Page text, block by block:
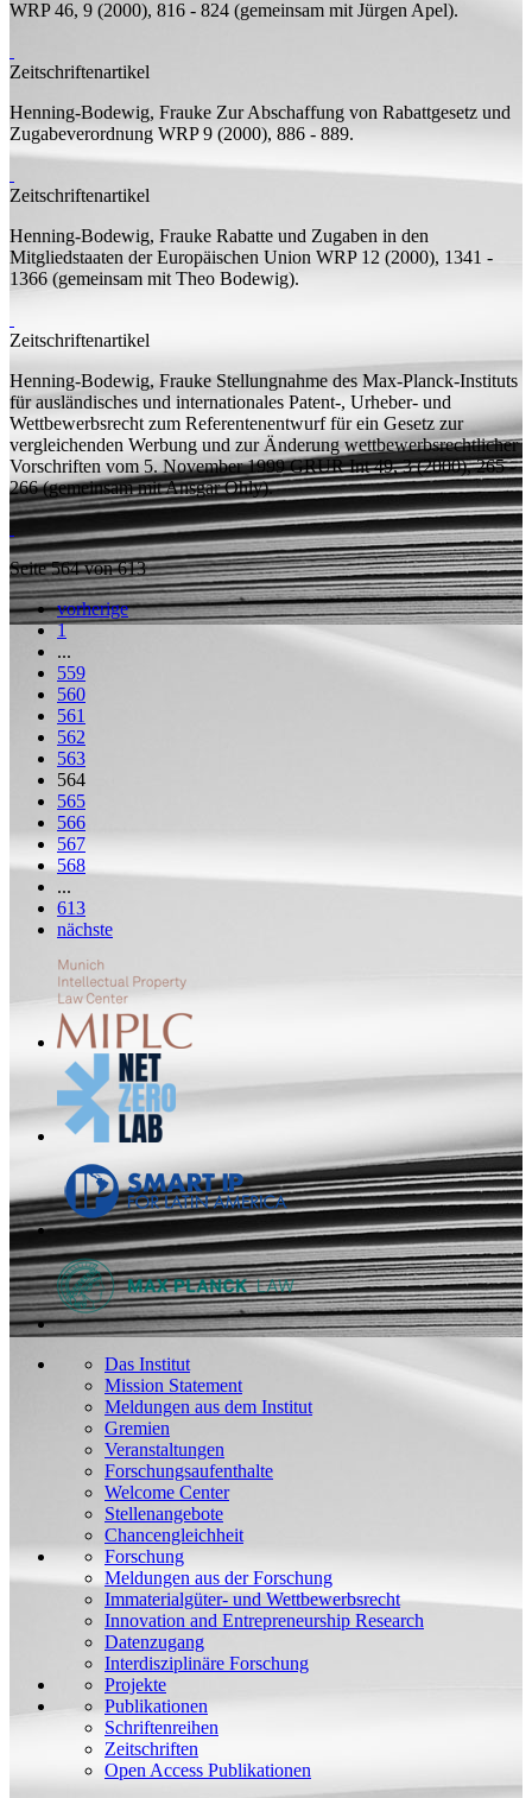
WRP 46, 9 (2000), 816 - 824 (gemeinsam mit Jürgen Apel).
Zeitschriftenartikel
Henning-Bodewig, Frauke Zur Abschaffung von Rabattgesetz und
Zugabeverordnung WRP 9 (2000), 886 - 889.
Zeitschriftenartikel
Henning-Bodewig, Frauke Rabatte und Zugaben in den
Mitgliedstaaten der Europäischen Union WRP 12 (2000), 1341 -
1366 (gemeinsam mitTheo Bodewig).
Zeitschriftenartikel
Henning-Bodewig, Frauke Stellungnahme des Max-Planck-Instituts
für ausländisches und internationales Patent-, Urheber- und
Wettbewerbsrecht zum Referentenentwurf für ein Gesetz zur
vergleichenden Werbung und zur Änderung wettbewerbsrechtlicher
Vorschriften vom 5. November 1999GRUR Int 49, 3 (2000), 265 -
266 (gemeinsam mitAnsgar Ohly).
Seite 564 von 613
vorherige
1
...
559
560
561
562
563
564
565
566
567
568
...
613
nächste
Das Institut
Mission Statement
Meldungen aus dem Institut
Gremien
Veranstaltungen
Forschungsaufenthalte
Welcome Center
Stellenangebote
Chancengleichheit
Forschung
Meldungen aus der Forschung
Immaterialgüter- und Wettbewerbsrecht
Innovation and Entrepreneurship Research
Datenzugang
Interdisziplinäre Forschung
Projekte
Publikationen
Schriftenreihen
Zeitschriften
Open Access Publikationen